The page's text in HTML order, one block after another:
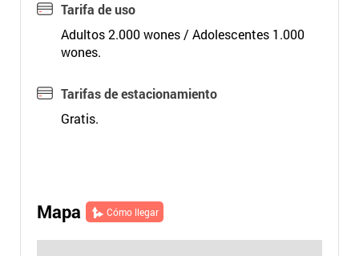
Tarifa de uso
Adultos 2.000 wones / Adolescentes 1.000
wones.
Tarifas de estacionamiento
Gratis.
Mapa Cómo llegar